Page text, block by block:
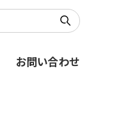
お問い合わせ